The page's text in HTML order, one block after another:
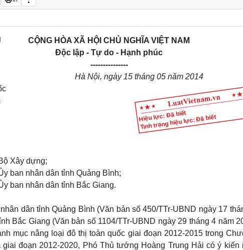
Hiệu lực: Đã biết
Tình trạng hiệu lực: Đã biết
CỘNG HÒA XÃ HỘI CHỦ NGHĨA VIỆT NAM
Độc lập - Tự do - Hạnh phúc
---------------
Hà Nội, ngày 15 tháng 05 năm 2014
Xây dựng;
ban nhân dân tỉnh Quảng Bình;
ban nhân dân tỉnh Bắc Giang.
dân tỉnh Quảng Bình (Văn bản số 450/TTr-UBND ngày 17
Bắc Giang (Văn bản số 1104/TTr-UBND ngày 29 tháng 4 năm
mục nâng loại đô thị toàn quốc giai đoạn 2012-2015 trong
đoạn 2012-2020, Phó Thủ tướng Hoàng Trung Hải có ý kiến